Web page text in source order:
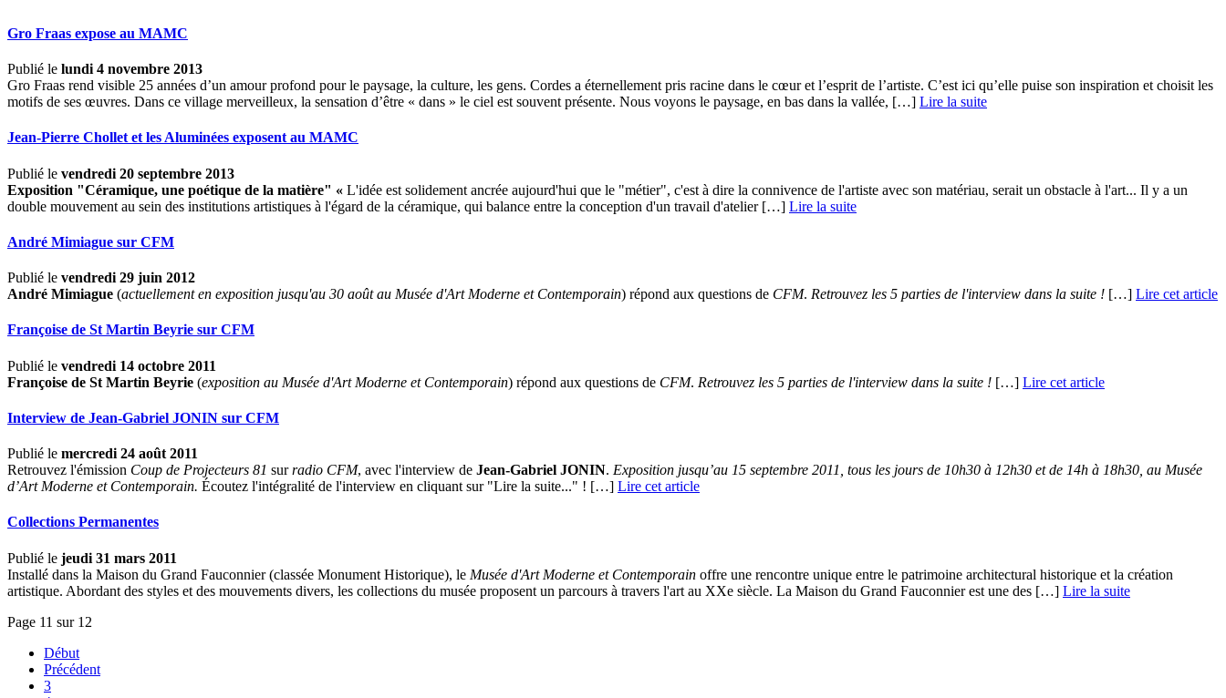
Gro Fraas expose au MAMC
Publié le lundi 4 novembre 2013
Gro Fraas rend visible 25 années d’un amour profond pour le paysage, la culture, les gens. Cordes a éternellement pris racine dans le cœur et l’esprit de l’artiste. C’est ici qu’elle puise son inspiration et choisit les
motifs de ses œuvres. Dans ce village merveilleux, la sensation d’être « dans » le ciel est souvent présente. Nous voyons le paysage, en bas dans la vallée, […] ­ Lire la suite
Jean-Pierre Chollet et les Aluminées exposent au MAMC
Publié le vendredi 20 septembre 2013
Exposition "Céramique, une poétique de la matière" « L'idée est solidement ancrée aujourd'hui que le "métier", c'est à dire la connivence de l'artiste avec son matériau, serait un obstacle à l'art... Il y a un
double mouvement au sein des institutions artistiques à l'égard de la céramique, qui balance entre la conception d'un travail d'atelier […] ­ Lire la suite
André Mimiague sur CFM
Publié le vendredi 29 juin 2012
André Mimiague (actuellement en exposition jusqu'au 30 août au Musée d'Art Moderne et Contemporain) répond aux questions de CFM. Retrouvez les 5 parties de l'interview dans la suite ! […] Lire cet article
Françoise de St Martin Beyrie sur CFM
Publié le vendredi 14 octobre 2011
Françoise de St Martin Beyrie (exposition au Musée d'Art Moderne et Contemporain) répond aux questions de CFM. Retrouvez les 5 parties de l'interview dans la suite ! […] Lire cet article
Interview de Jean-Gabriel JONIN sur CFM
Publié le mercredi 24 août 2011
Retrouvez l'émission Coup de Projecteurs 81 surradio CFM, avec l'interview de Jean-Gabriel JONIN. Exposition jusqu’au 15 septembre 2011, tous les jours de 10h30 à 12h30 et de 14h à 18h30, au Musée
d’Art Moderne et Contemporain. Écoutez l'intégralité de l'interview en cliquant sur "Lire la suite..." ! […] Lire cet article
Collections Permanentes
Publié le jeudi 31 mars 2011
Installé dans la Maison du Grand Fauconnier (classée Monument Historique), le Musée d'Art Moderne et Contemporain offre une rencontre unique entre le patrimoine architectural historique et la création
artistique. Abordant des styles et des mouvements divers, les collections du musée proposent un parcours à travers l'art au XXe siècle. La Maison du Grand Fauconnier est une des […] ­ Lire la suite
Page 11 sur 12
Début
Précédent
3